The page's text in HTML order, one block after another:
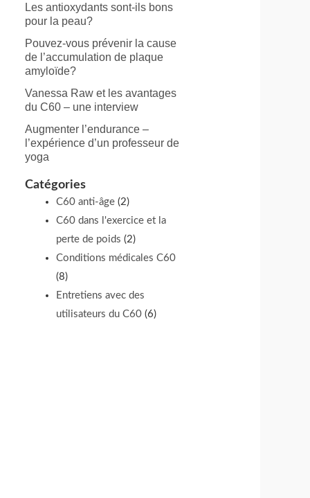
Les antioxydants sont-ils bons
pour la peau?
Pouvez-vous prévenir la cause
de l’accumulation de plaque
amyloïde?
Vanessa Raw et les avantages
du C60 – une interview
Augmenter l’endurance –
l’expérience d’un professeur de
yoga
Catégories
C60 anti-âge(2)
C60 dans l'exercice et la
perte de poids (2)
Conditions médicales C60
(8)
Entretiens avec des
utilisateurs du C60(6)